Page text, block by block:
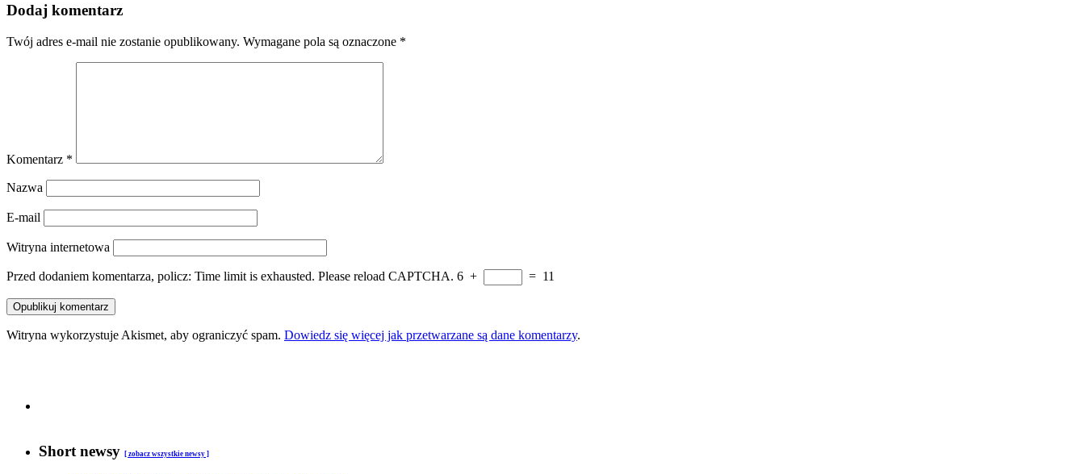
Dodaj komentarz
Twój adres e-mail nie zostanie opublikowany. Wymagane pola są oznaczone *
Komentarz *
Nazwa
E-mail
Witryna internetowa
Przed dodaniem komentarza, policz: Time limit is exhausted. Please reload CAPTCHA. 6 + = 11
Witryna wykorzystuje Akismet, aby ograniczyć spam. Dowiedz się więcej jak przetwarzane są dane komentarzy.
Short newsy [ zobacz wszystkie newsy ]